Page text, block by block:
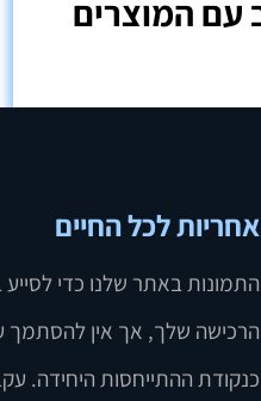
אחריות לכל החיים
התמונות באתר שלנו כדי
הרכישה שלך, אך אין להסתמך
כנקודת ההתייחסות היחידה.